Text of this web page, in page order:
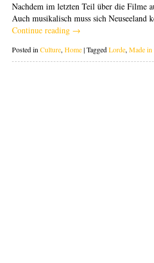
Nachdem im letzten Teil über die Filme
Auch musikalisch muss sich Neuseeland
Continue reading →
Posted in Culture, Home|TaggedLorde, Made in